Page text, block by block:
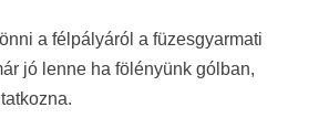
a félpályáról a füzesgyarmati
jó lenne ha fölényünk gólban,